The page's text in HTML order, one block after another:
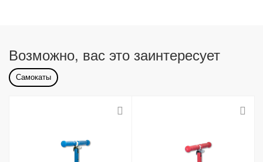
Возможно, вас это заинтересует
Самокаты